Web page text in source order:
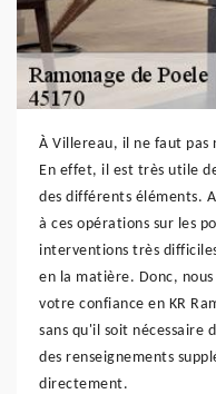
À Villereau, il ne faut pas
En effet, il est très utile
des différents éléments.
à ces opérations sur les
interventions très
en la matière. Donc,
votre confiance en KR
sans qu'il soit nécessaire
des renseignements
directement.